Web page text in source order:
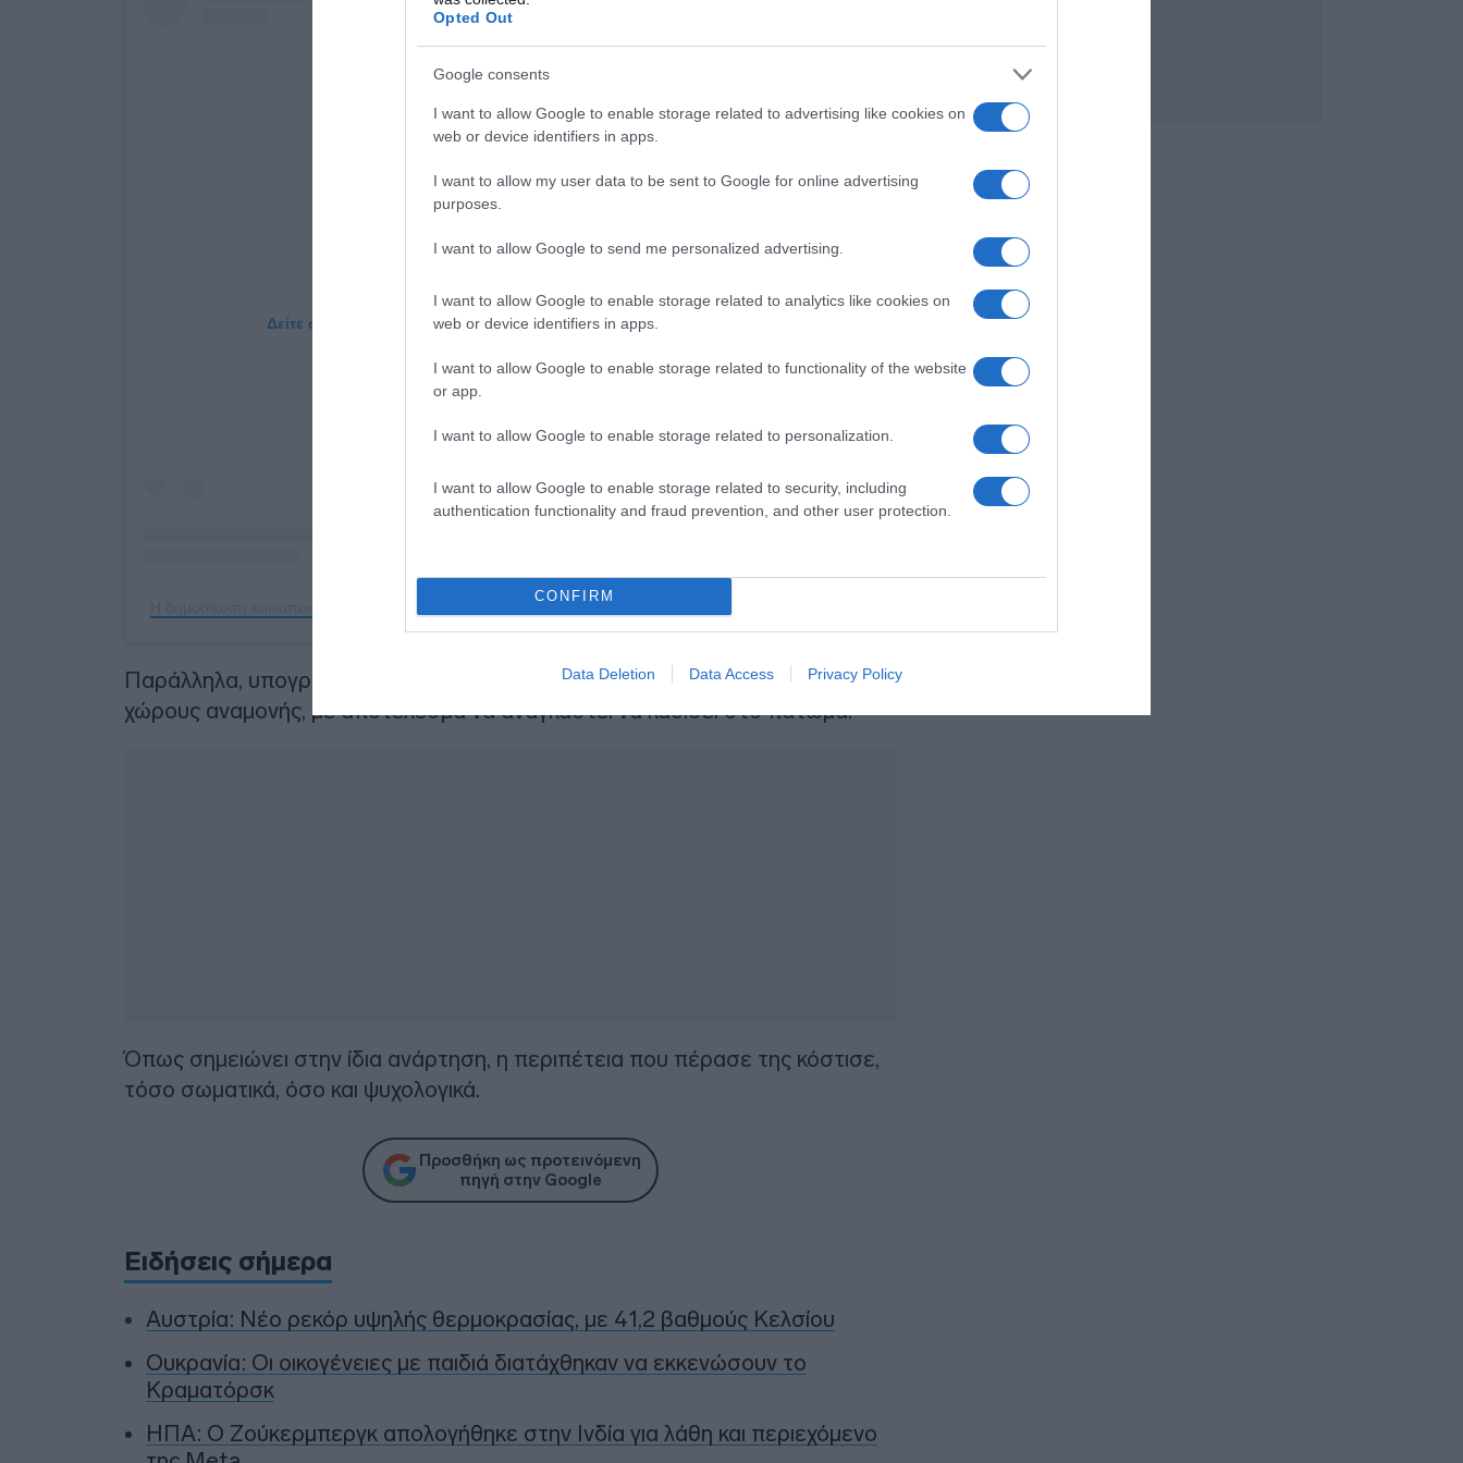
Opted Out
Google consents
I want to allow Google to enable storage related to advertising like cookies on
web or device identifiers in apps.
I want to allow my user data to be sent to Google for online advertising
purposes.
I want to allow Google to send me personalized advertising.
I want to allow Google to enable storage related to analytics like cookies on
web or device identifiers in apps.
I want to allow Google to enable storage related to functionality of the website
or app.
I want to allow Google to enable storage related to personalization.
I want to allow Google to enable storage related to security, including
authentication functionality and fraud prevention, and other user protection.
CONFIRM
Data Deletion Data Access Privacy Policy
Δείτε αυτή τη δημοσίευση στο Instagram.
Παράλληλα, υπογράμμισε ότι δεν υπήρχαν διαθέσιμα καθίσματα στους
χώρους αναμονής, με αποτέλεσμα να αναγκαστεί να καθίσει στο πάτωμα.
Όπως σημειώνει στην ίδια ανάρτηση, η περιπέτεια που πέρασε της κόστισε,
τόσο σωματικά, όσο και ψυχολογικά.
Προσθήκη ως προτεινόμενη
πηγή στην Google
Ειδήσεις σήμερα
Αυστρία: Νέο ρεκόρ υψηλής θερμοκρασίας, με 41,2 βαθμούς Κελσίου
Ουκρανία: Οι οικογένειες με παιδιά διατάχθηκαν να εκκενώσουν το
Κραματόρσκ
ΗΠΑ: Ο Ζούκερμπεργκ απολογήθηκε στην Ινδία για λάθη και περιεχόμενο